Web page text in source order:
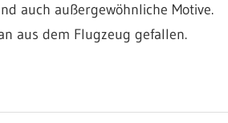
auch außergewöhnliche Motive.
aus dem Flugzeug gefallen.